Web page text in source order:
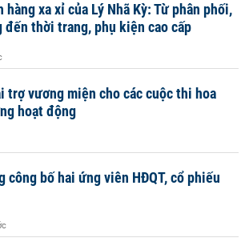
hàng xa xỉ của Lý Nhã Kỳ: Từ phân phối,
thời trang, phụ kiện cao cấp
trợ vương miện cho các cuộc thi hoa
hoạt động
công bố hai ứng viên HĐQT, cổ phiếu